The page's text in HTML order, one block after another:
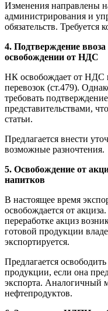
Изменения направлены
администрирования и
обязательств. Требуется
4. Подтверждение
освобождении от НДС
НК освобождает от
перевозок (ст.479).
требовать
представительствами,
статьи.
Предлагается внести
возможные разночтения.
5. Освобождение от
напитков
В настоящее время
освобождается от
переработке акциз
готовой продукции
экспортируется.
Предлагается
продукции, если она
экспорта. Аналогичный
нефтепродуктов.